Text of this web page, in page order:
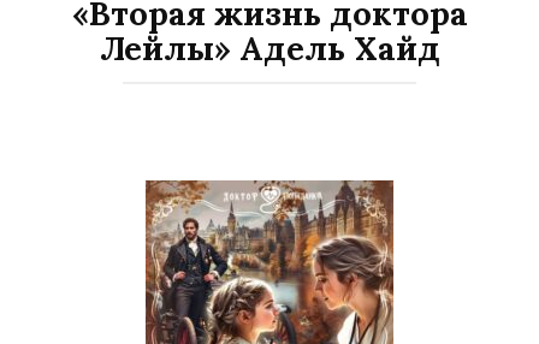
«Вторая жизнь доктора
Лейлы» Адель Хайд